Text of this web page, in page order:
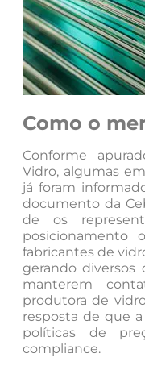
Como o
Conforme
Vidro, algumas
já foram
documento da
de os
posicionamento
fabricantes de
gerando diversos
manterem
produtora de
resposta de que
políticas de
compliance.